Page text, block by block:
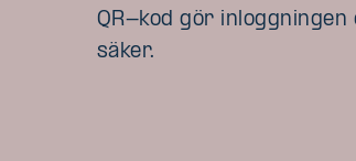
QR-kod gör inloggningen
säker.